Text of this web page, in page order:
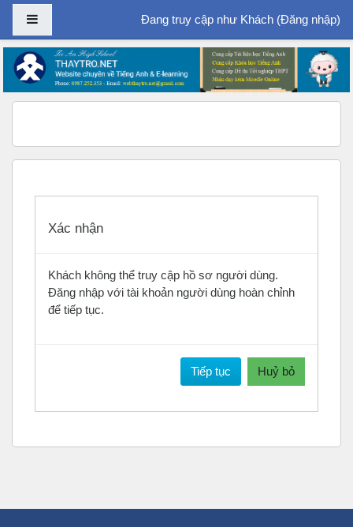
Chuyển tới nội dung chính
Bảng điều khiển cạnhĐang truy cập như Khách (Đăng nhập)
Xác nhận
Khách không thể truy cập hồ sơ người dùng.
Đăng nhập với tài khoản người dùng hoàn chỉnh
để tiếp tục.
Tiếp tục Huỷ bỏ